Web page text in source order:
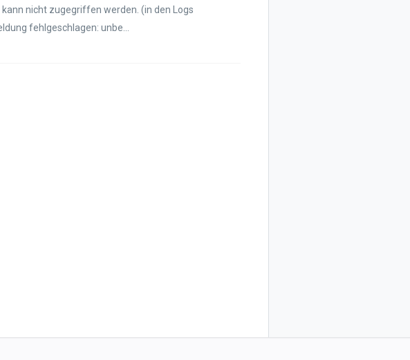
nicht zugegriffen werden. (in den Logs
fehlgeschlagen: unbe...